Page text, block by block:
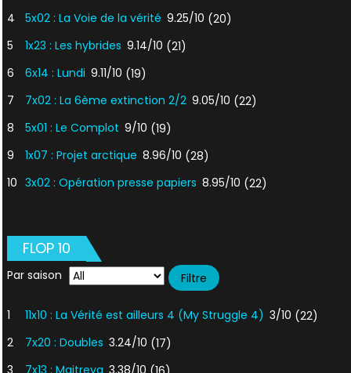
4
5x02 : La Voie de la vérité 9.25/10 (20)
5
1x23 : Les hybrides 9.14/10 (21)
6
6x14 : Lundi 9.11/10 (19)
7
7x02 : La 6ème extinction 2/2 9.05/10 (22)
8
5x01 : Le Complot 9/10 (19)
9
1x07 : Projet arctique 8.96/10 (28)
10 3x02 : Opération presse papiers 8.95/10 (22)
FLOP 10
Par saison
1 11x10 : La Vérité est ailleurs 4 (My Struggle 4) 3/10 (22)
2
7x20 : Doubles 3.24/10 (17)